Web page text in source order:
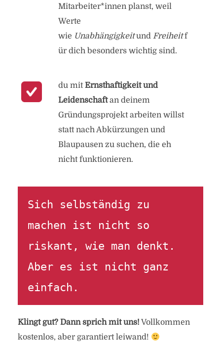
Mitarbeiter*innen planst, weil
Werte
wie Unabhängigkeitund Freiheitf
ür dich besonders wichtig sind.
du mitErnsthaftigkeit und
Leidenschaftan deinem
Gründungsprojekt arbeiten willst
statt nach Abkürzungen und
Blaupausen zu suchen, die eh
nicht funktionieren.
Sich selbständig zu
machen ist nicht so
riskant, wie man denkt.
Aber es ist nicht ganz
einfach.
Klingt gut? Dann sprich mit uns! Vollkommen
kostenlos, aber garantiert leiwand!